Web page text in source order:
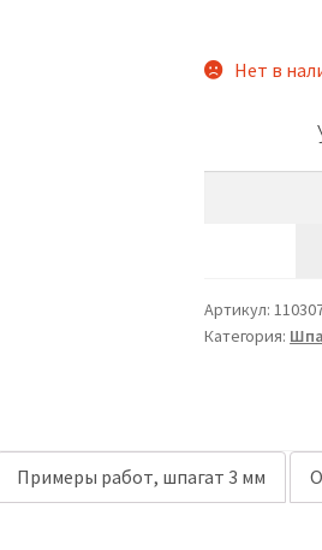
Нет в
Артикул:
Категория:
Примеры работ, шпагат 3 мм